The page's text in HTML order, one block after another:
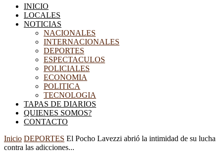
INICIO
LOCALES
NOTICIAS
NACIONALES
INTERNACIONALES
DEPORTES
ESPECTACULOS
POLICIALES
ECONOMIA
POLITICA
TECNOLOGIA
TAPAS DE DIARIOS
QUIENES SOMOS?
CONTACTO
Inicio DEPORTES El Pocho Lavezzi abrió la intimidad de su lucha
contra las adicciones...